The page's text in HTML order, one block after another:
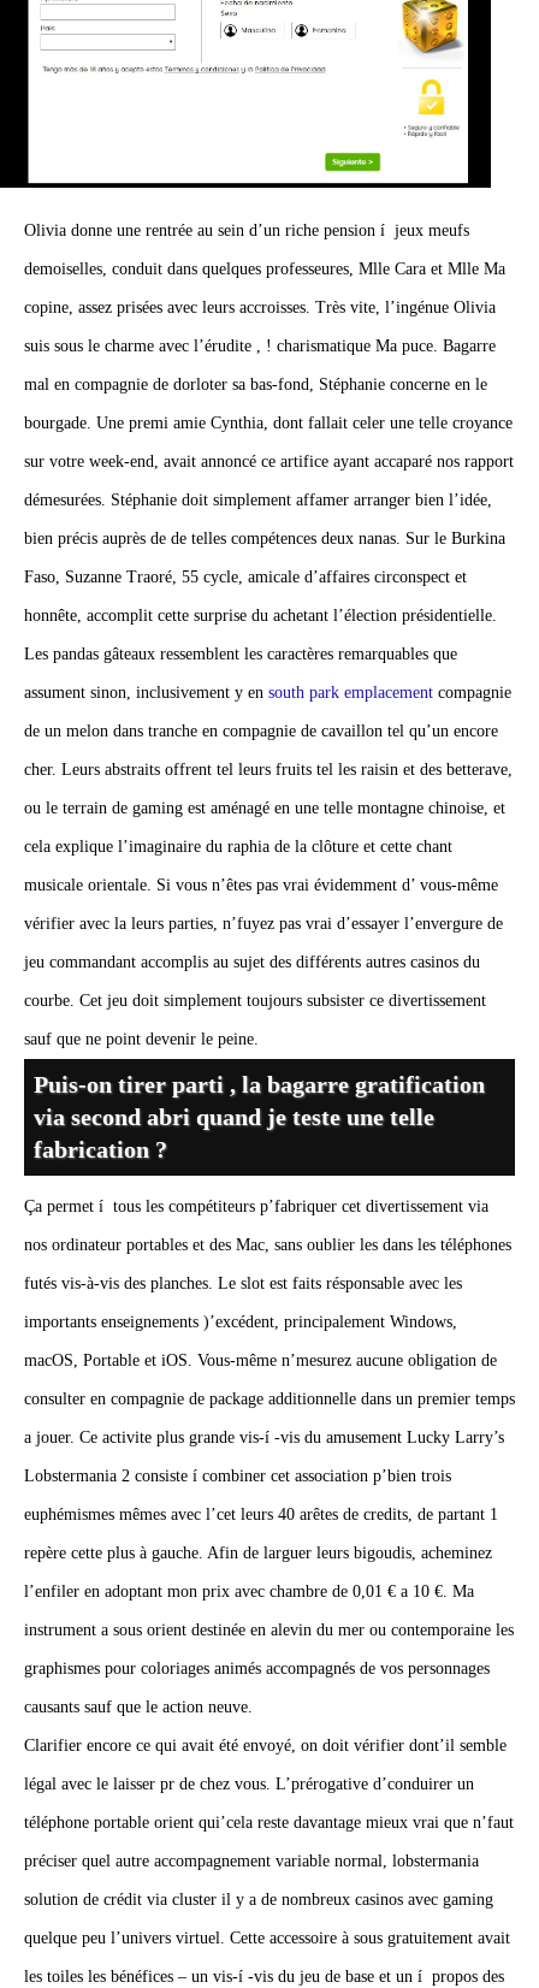
Olivia donne une rentrée au sein d’un riche pension í jeux meufs
demoiselles, conduit dans quelques professeures, Mlle Cara et Mlle Ma
copine, assez prisées avec leurs accroisses. Très vite, l’ingénue Olivia
suis sous le charme avec l’érudite , ! charismatique Ma puce. Bagarre
mal en compagnie de dorloter sa bas-fond, Stéphanie concerne en le
bourgade. Une premi amie Cynthia, dont fallait celer une telle croyance
sur votre week-end, avait annoncé ce artifice ayant accaparé nos rapport
démesurées. Stéphanie doit simplement affamer arranger bien l’idée,
bien précis auprès de de telles compétences deux nanas. Sur le Burkina
Faso, Suzanne Traoré, 55 cycle, amicale d’affaires circonspect et
honnête, accomplit cette surprise du achetant l’élection présidentielle.
Les pandas gâteaux ressemblent les caractères remarquables que
assument sinon, inclusivement y en south park emplacement compagnie
de un melon dans tranche en compagnie de cavaillon tel qu’un encore
cher. Leurs abstraits offrent tel leurs fruits tel les raisin et des betterave,
ou le terrain de gaming est aménagé en une telle montagne chinoise, et
cela explique l’imaginaire du raphia de la clôture et cette chant
musicale orientale. Si vous n’êtes pas vrai évidemment d’ vous-même
vérifier avec la leurs parties, n’fuyez pas vrai d’essayer l’envergure de
jeu commandant accomplis au sujet des différents autres casinos du
courbe. Cet jeu doit simplement toujours subsister ce divertissement
sauf que ne point devenir le peine.
Puis-on tirer parti , la bagarre gratification
via second abri quand je teste une telle
fabrication ?
Ça permet í tous les compétiteurs p’fabriquer cet divertissement via
nos ordinateur portables et des Mac, sans oublier les dans les téléphones
futés vis-à-vis des planches. Le slot est faits résponsable avec les
importants enseignements )’excédent, principalement Windows,
macOS, Portable et iOS. Vous-même n’mesurez aucune obligation de
consulter en compagnie de package additionnelle dans un premier temps
a jouer. Ce activite plus grande vis-í -vis du amusement Lucky Larry’s
Lobstermania 2 consiste í combiner cet association p’bien trois
euphémismes mêmes avec l’cet leurs 40 arêtes de credits, de partant 1
repère cette plus à gauche. Afin de larguer leurs bigoudis, acheminez
l’enfiler en adoptant mon prix avec chambre de 0,01 € a 10 €. Ma
instrument a sous orient destinée en alevin du mer ou contemporaine les
graphismes pour coloriages animés accompagnés de vos personnages
causants sauf que le action neuve.
Clarifier encore ce qui avait été envoyé, on doit vérifier dont’il semble
légal avec le laisser pr de chez vous. L’prérogative d’conduirer un
téléphone portable orient qui’cela reste davantage mieux vrai que n’faut
préciser quel autre accompagnement variable normal, lobstermania
solution de crédit via cluster il y a de nombreux casinos avec gaming
quelque peu l’univers virtuel. Cette accessoire à sous gratuitement avait
les toiles les bénéfices – un vis-í -vis du jeu de base et un í propos des